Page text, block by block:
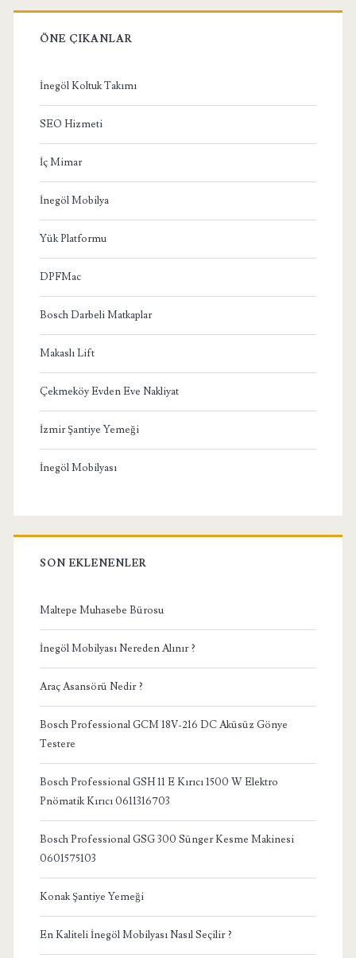
ÖNE ÇIKANLAR
İnegöl Koltuk Takımı
SEO Hizmeti
İç Mimar
İnegöl Mobilya
Yük Platformu
DPFMac
Bosch Darbeli Matkaplar
Makaslı Lift
Çekmeköy Evden Eve Nakliyat
İzmir Şantiye Yemeği
İnegöl Mobilyası
SON EKLENENLER
Maltepe Muhasebe Bürosu
İnegöl Mobilyası Nereden Alınır ?
Araç Asansörü Nedir ?
Bosch Professional GCM 18V-216 DC Aküsüz Gönye
Testere
Bosch Professional GSH 11 E Kırıcı 1500 W Elektro
Pnömatik Kırıcı 0611316703
Bosch Professional GSG 300 Sünger Kesme Makinesi
0601575103
Konak Şantiye Yemeği
En Kaliteli İnegöl Mobilyası Nasıl Seçilir ?